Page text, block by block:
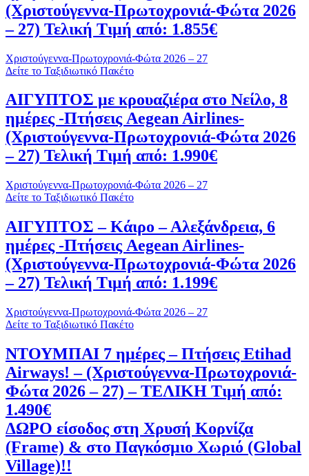
(Χριστούγεννα-Πρωτοχρονιά-Φώτα 2026
– 27) Τελική Τιμή από: 1.855€
Χριστούγεννα-Πρωτοχρονιά-Φώτα 2026 – 27
Δείτε το Ταξιδιωτικό Πακέτο
ΑΙΓΥΠΤΟΣ με κρουαζιέρα στο Νείλο, 8
ημέρες -Πτήσεις Aegean Airlines-
(Χριστούγεννα-Πρωτοχρονιά-Φώτα 2026
– 27) Τελική Τιμή από: 1.990€
Χριστούγεννα-Πρωτοχρονιά-Φώτα 2026 – 27
Δείτε το Ταξιδιωτικό Πακέτο
ΑΙΓΥΠΤΟΣ – Κάιρο – Αλεξάνδρεια, 6
ημέρες -Πτήσεις Aegean Airlines-
(Χριστούγεννα-Πρωτοχρονιά-Φώτα 2026
– 27) Τελική Τιμή από: 1.199€
Χριστούγεννα-Πρωτοχρονιά-Φώτα 2026 – 27
Δείτε το Ταξιδιωτικό Πακέτο
ΝΤΟΥΜΠΑΙ 7 ημέρες – Πτήσεις Etihad
Airways! – (Χριστούγεννα-Πρωτοχρονιά-
Φώτα 2026 – 27) – ΤΕΛΙΚΗ Τιμή από:
1.490€
ΔΩΡΟ είσοδος στη Χρυσή Κορνίζα
(Frame) & στο Παγκόσμιο Χωριό (Global
Village)!!